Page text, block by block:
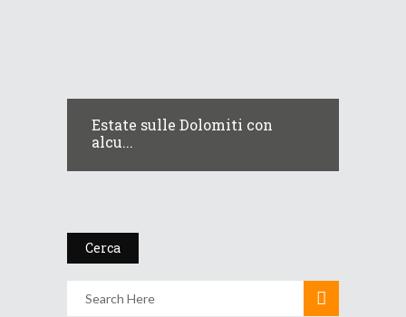
Estate sulle Dolomiti con
alcu...
Cerca